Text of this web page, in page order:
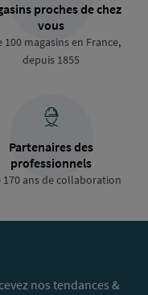
proches de chez
vous
100 magasins en France,
depuis 1855
Partenaires des
professionnels
170 ans de collaboration
nos tendances &